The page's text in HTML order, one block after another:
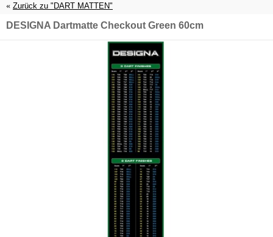
Zurück zu "DART MATTEN"
DESIGNA Dartmatte Checkout Green 60cm